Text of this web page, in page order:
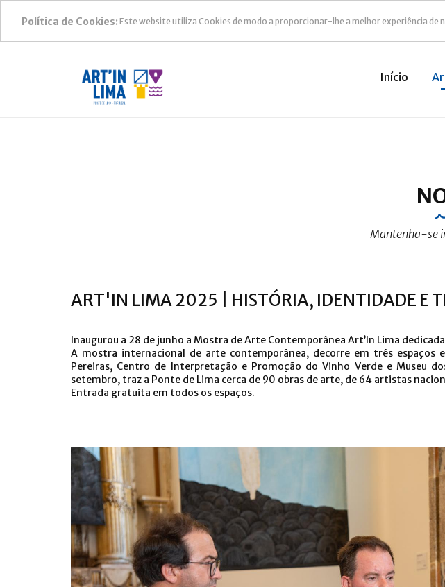
Política de Cookies: Este website utiliza Cookies de modo a proporcionar-lhe a melhor experiência de
Início
Mantenha-se
ART'IN LIMA 2025 | HISTÓRIA, IDENTIDADE E
Inaugurou a 28 de junho a Mostra de Arte Contemporânea Art’In Lima
A mostra internacional de arte contemporânea, decorre em três espaços
Pereiras, Centro de Interpretação e Promoção do Vinho Verde e Museu
setembro, traz a Ponte de Lima cerca de 90 obras de arte, de 64 artistas
Entrada gratuita em todos os espaços.